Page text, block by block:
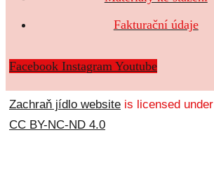
Fakturační údaje
Facebook Instagram Youtube
Zachraň jídlo website is licensed under
CC BY-NC-ND 4.0